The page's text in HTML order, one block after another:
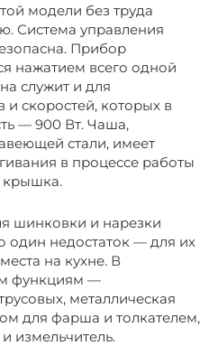
модели без труда
Система управления
Прибор
нажатием всего одной
служит и для
скоростей, которых в
— 900 Вт. Чаша,
стали, имеет
в процессе работы
крышка.
шинковки и нарезки
один недостаток — для их
на кухне. В
функциям —
металлическая
для фарша и толкателем,
измельчитель.